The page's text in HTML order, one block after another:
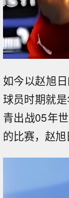
如今以赵旭
球员时期就
青出战05年
的比赛，赵